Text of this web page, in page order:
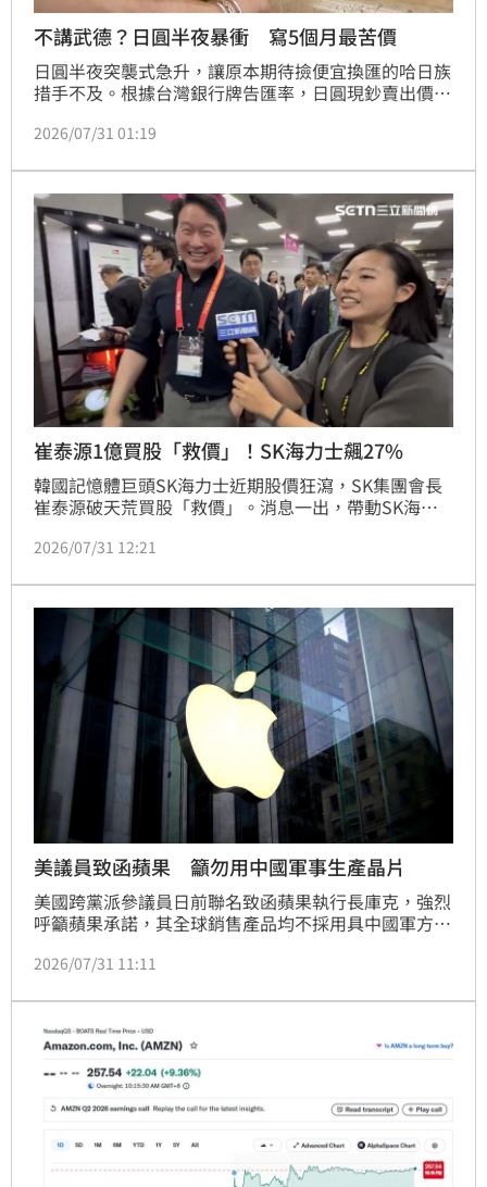
不講武德？日圓半夜暴衝 寫5個月最苦價
日圓半夜突襲式急升，讓原本期待撿便宜換匯的哈日族
措手不及。根據台灣銀行牌告匯率，日圓現鈔賣出價今
23日以來的「最苦價」。
2026/07/31 01:19
崔泰源1億買股「救價」！SK海力士飆27%
韓國記憶體巨頭SK海力士近期股價狂瀉，SK集團會長
崔泰源破天荒買股「救價」。消息一出，帶動SK海力
時拉抬韓股大盤KOSPI飆升15%，直接觸發熔斷。亞洲
點，站回6萬5，台股也強漲逾7%。
2026/07/31 12:21
美議員致函蘋果 籲勿用中國軍事生產晶片
美國跨黨派參議員日前聯名致函蘋果執行長庫克，強烈
呼籲蘋果承諾，其全球銷售產品均不採用具中國軍方背
兩家企業已被美國國防部列為中國軍事企業，並遭商務
本土半導體製造，更將強化北京軍工基礎，並對全球科
技供應鏈傳遞錯誤的市場訊號。參議員要求蘋果於8月
21日前就供應鏈安全風險及採購決策進行詳細說明，此
舉凸顯美方在AI關鍵零組件領域，對中國科技供應鏈的
高度國安疑慮，並持續施壓美企落實去風險化政策。
2026/07/31 11:11